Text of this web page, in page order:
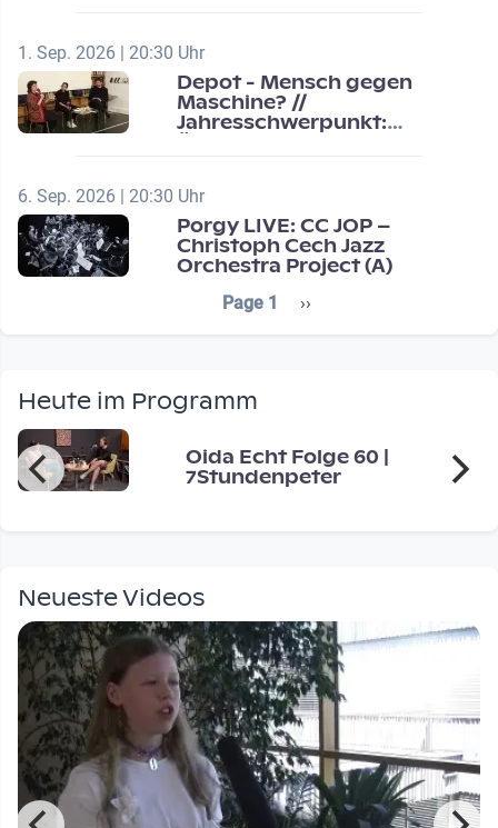
1. Sep. 2026 | 20:30 Uhr
Depot - Mensch gegen
Maschine? //
Jahresschwerpunkt:
6. Sep. 2026 | 20:30 Uhr
Porgy LIVE: CC JOP –
Christoph Cech Jazz
Orchestra Project (A)
Seitennummerierung
Page 1 Next page
››
Heute im Programm
Oida Echt Folge 60 |
7Stundenpeter
Neueste Videos